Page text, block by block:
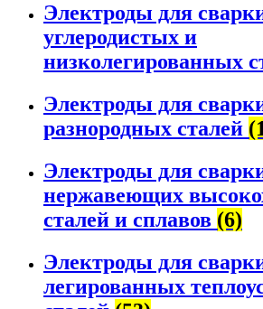
Электроды для
углеродистых и
низколегированных
Электроды для
разнородных сталей
Электроды для
нержавеющих
сталей и сплавов (6)
Электроды для
легированных